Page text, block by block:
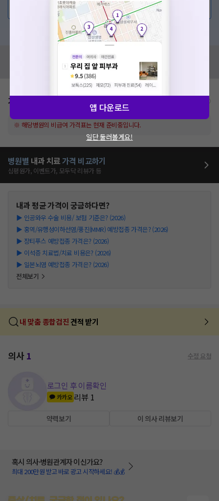
💬 무엇이든 물어보세요
혹은, 의료상담 서비스에 다양한 게시글 보러가기
혹시 잘못된 병원정보가 있나요?
모두닥 팀에 알려주세요!
가격표
※ 해당병원의 비급여 가격표는 현재 준비중입니다.
병원별 내과 치료가격 비교하기
심평원가, 이벤트가, 모두닥 리뷰가 등
내과평균 가격이 궁금하다면?
▶ 인공와우 수술 비용/ 보험 기준은? (2026)
▶ 홍역/유행성이하선염/풍진(MMR) 예방접종 가격은? (2026)
▶ 장티푸스 예방접종 가격은? (2026)
▶ 이석증 치료법/치료 비용은? (2026)
▶ 일본뇌염 예방접종 가격은? (2026)
전체보기
내 맞춤 종합검진 견적 받기
의사1 수정 요청
로그인 후 이름확인
카카오 리뷰 1
약력보기 이 의사 리뷰보기
혹시 의사·병원관계자 이신가요?
최대 200만원 받고 바로 광고 시작하세요! 💰💰
앱 다운로드
일단 둘러볼게요!